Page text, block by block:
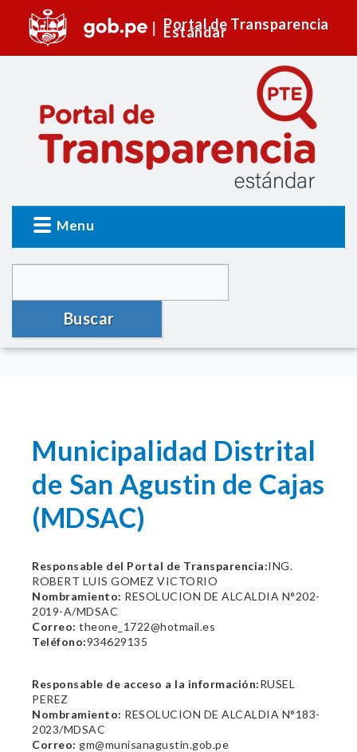
Portal de Transparencia
Estándar
Menu
Buscar
Municipalidad Distrital
de San Agustin de Cajas
(MDSAC)
Responsable del Portal de Transparencia:ING.
ROBERT LUIS GOMEZ VICTORIO
Nombramiento: RESOLUCION DE ALCALDIA N°202-
2019-A/MDSAC
Correo: theone_1722@hotmail.es
Teléfono:934629135
Responsable de acceso a la información:RUSEL
PEREZ
Nombramiento: RESOLUCION DE ALCALDIA N°183-
2023/MDSAC
Correo: gm@munisanagustin.gob.pe